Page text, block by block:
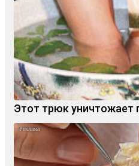
Этот трюк уничтожает